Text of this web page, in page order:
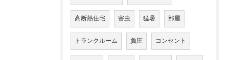
高断熱住宅 害虫 猛暑 部屋
トランクルーム 負圧 コンセント